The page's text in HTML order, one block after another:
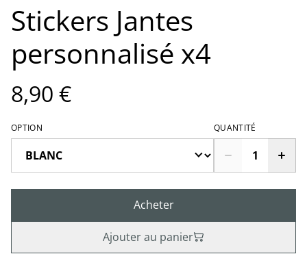
Stickers Jantes
personnalisé x4
8,90 €
OPTION QUANTITÉ
Acheter
Ajouter au panier